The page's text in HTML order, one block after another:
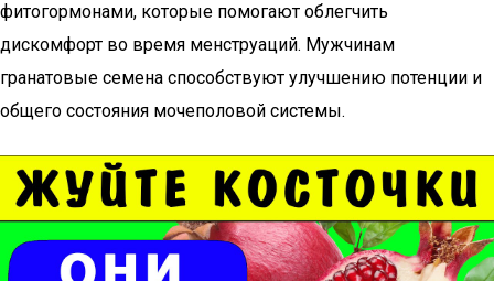
фитогормонами, которые помогают облегчить
дискомфорт во время менструаций. Мужчинам
гранатовые семена способствуют улучшению потенции и
общего состояния мочеполовой системы.